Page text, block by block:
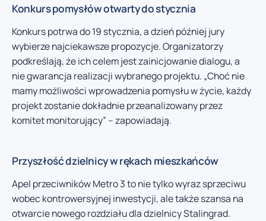
Konkurs pomysłów otwarty do stycznia
Konkurs potrwa do 19 stycznia, a dzień później jury
wybierze najciekawsze propozycje. Organizatorzy
podkreślają, że ich celem jest zainicjowanie dialogu, a
nie gwarancja realizacji wybranego projektu. „Choć nie
mamy możliwości wprowadzenia pomysłu w życie, każdy
projekt zostanie dokładnie przeanalizowany przez
komitet monitorujący” – zapowiadają.
Przyszłość dzielnicy w rękach mieszkańców
Apel przeciwników Metro 3 to nie tylko wyraz sprzeciwu
wobec kontrowersyjnej inwestycji, ale także szansa na
otwarcie nowego rozdziału dla dzielnicy Stalingrad.